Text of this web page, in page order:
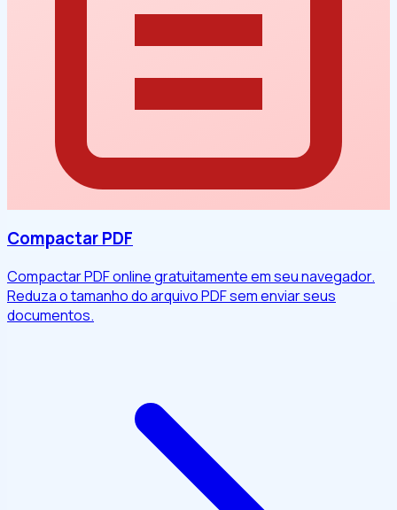
Compactar PDF
Compactar PDF online gratuitamente em seu navegador.
Reduza o tamanho do arquivo PDF sem enviar seus
documentos.